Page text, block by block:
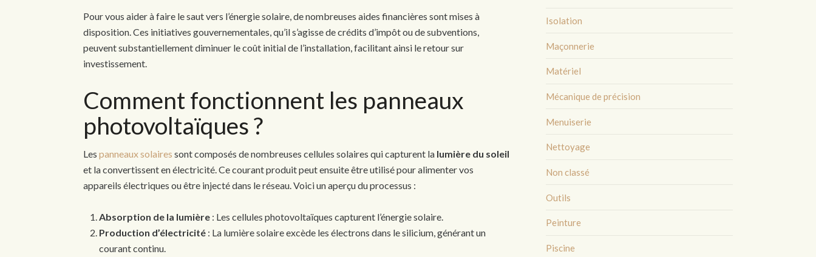
Pour vous aider à faire le saut vers l’énergie solaire, de nombreuses aides financières sont mises à
disposition. Ces initiatives gouvernementales, qu’il s’agisse de crédits d’impôt ou de subventions,
peuvent substantiellement diminuer le coût initial de l’installation, facilitant ainsi le retour sur
investissement.
Comment fonctionnent les panneaux
photovoltaïques ?
Les panneaux solaires sont composés de nombreuses cellules solaires qui capturent la lumière du soleil
et la convertissent en électricité. Ce courant produit peut ensuite être utilisé pour alimenter vos
appareils électriques ou être injecté dans le réseau. Voici un aperçu du processus :
Absorption de la lumière : Les cellules photovoltaïques capturent l’énergie solaire.
Production d’électricité : La lumière solaire excède les électrons dans le silicium, générant un
courant continu.
Isolation
Maçonnerie
Matériel
Mécanique de précision
Menuiserie
Nettoyage
Non classé
Outils
Peinture
Piscine